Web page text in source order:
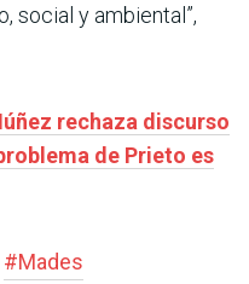
social y ambiental”,
rechaza discurso
de Prieto es
#Mades